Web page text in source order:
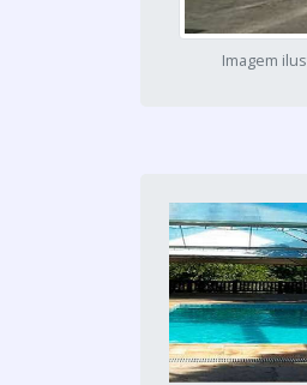
Imagem